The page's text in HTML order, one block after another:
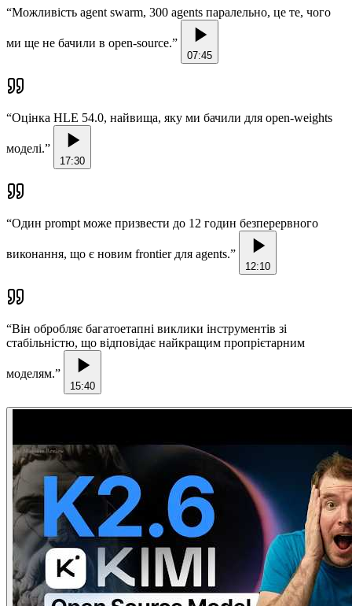
“Можливість agent swarm, 300 agents паралельно, це те, чого
ми ще не бачили в open-source.”
07:45
“Оцінка HLE 54.0, найвища, яку ми бачили для open-weights
моделі.”
17:30
“Один prompt може призвести до 12 годин безперервного
виконання, що є новим frontier для agents.”
12:10
“Він обробляє багатоетапні виклики інструментів зі
стабільністю, що відповідає найкращим пропрієтарним
моделям.”
15:40